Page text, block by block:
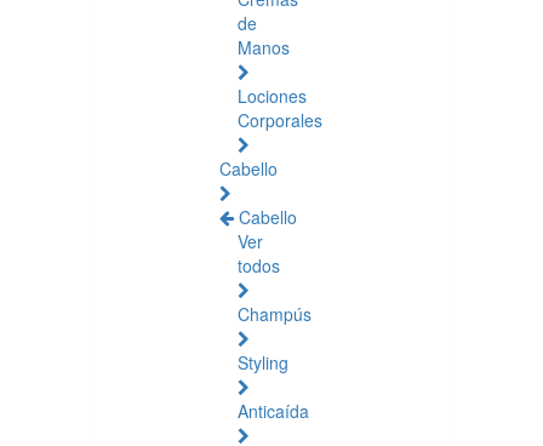
de
Manos
Lociones
Corporales
Cabello
Cabello
Ver
todos
Champús
Styling
Anticaída